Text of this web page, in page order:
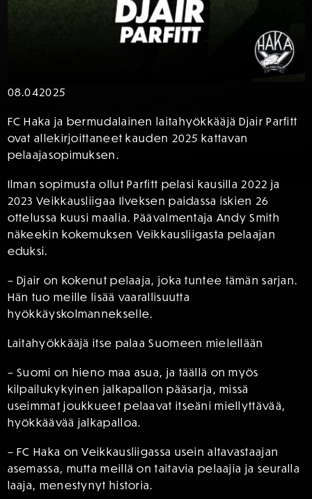
08.042025
FC Haka ja bermudalainen laitahyökkääjä Djair Parfitt
ovat allekirjoittaneet kauden 2025 kattavan
pelaajasopimuksen.
Ilman sopimusta ollut Parfitt pelasi kausilla 2022 ja
2023 Veikkausliigaa Ilveksen paidassa iskien 26
ottelussa kuusi maalia. Päävalmentaja Andy Smith
näkeekin kokemuksen Veikkausliigasta pelaajan
eduksi.
– Djair on kokenut pelaaja, joka tuntee tämän sarjan.
Hän tuo meille lisää vaarallisuutta
hyökkäyskolmannekselle.
Laitahyökkääjä itse palaa Suomeen mielellään
– Suomi on hieno maa asua, ja täällä on myös
kilpailukykyinen jalkapallon pääsarja, missä
useimmat joukkueet pelaavat itseäni miellyttävää,
hyökkäävää jalkapalloa.
– FC Haka on Veikkausliigassa usein altavastaajan
asemassa, mutta meillä on taitavia pelaajia ja seuralla
laaja, menestynyt historia.